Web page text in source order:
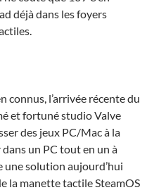
déjà dans les foyers
connus, l’arrivée récente du
et fortuné studio Valve
des jeux PC/Mac à la
un PC tout en un à
une solution aujourd’hui
la manette tactile SteamOS